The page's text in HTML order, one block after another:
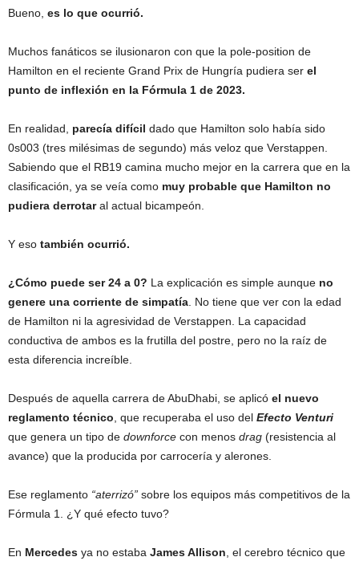
Bueno, es lo que ocurrió.
Muchos fanáticos se ilusionaron con que la pole-position de
Hamilton en el reciente Grand Prix de Hungría pudiera ser el
punto de inflexión en la Fórmula 1 de 2023.
En realidad, parecía difícil dado que Hamilton solo había sido
0s003 (tres milésimas de segundo) más veloz que Verstappen.
Sabiendo que el RB19 camina mucho mejor en la carrera que en la
clasificación, ya se veía como muy probable que Hamilton no
pudiera derrotaral actual bicampeón.
Y eso también ocurrió.
¿Cómo puede ser 24 a 0? La explicación es simple aunque no
genere una corriente de simpatía. No tiene que ver con la edad
de Hamilton ni la agresividad de Verstappen. La capacidad
conductiva de ambos es la frutilla del postre, pero no la raíz de
esta diferencia increíble.
Después de aquella carrera de AbuDhabi, se aplicó el nuevo
reglamento técnico, que recuperaba el uso del Efecto Venturi
que genera un tipo de downforce con menos drag (resistencia al
avance) que la producida por carrocería y alerones.
Ese reglamento “aterrizó” sobre los equipos más competitivos de la
Fórmula 1. ¿Y qué efecto tuvo?
En Mercedes ya no estaba James Allison, el cerebro técnico que